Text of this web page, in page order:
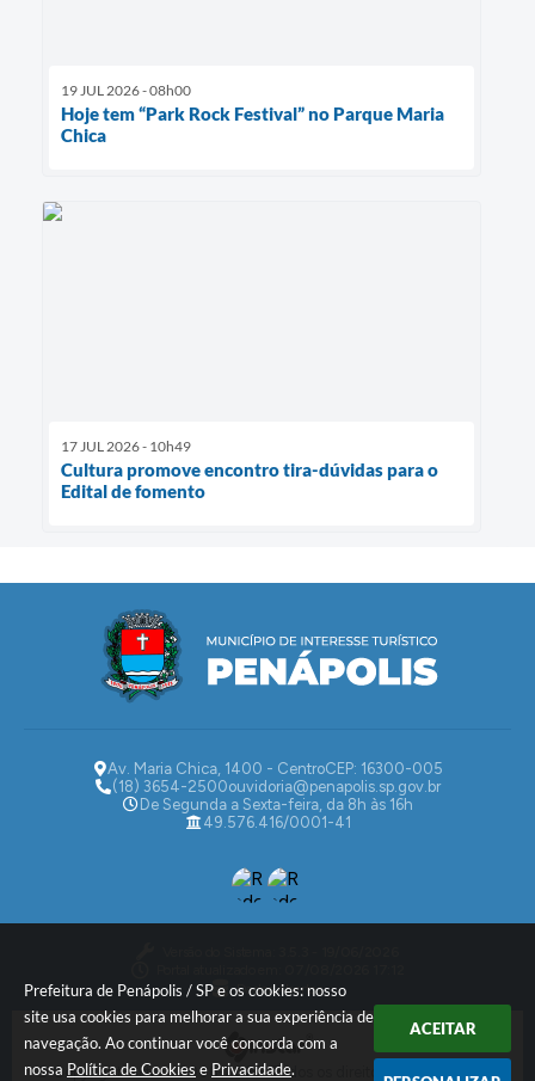
Prefeitura de Penápolis / SP e os cookies: nosso
site usa cookies para melhorar a sua experiência de
navegação. Ao continuar você concorda com a
nossa Política de Cookies e Privacidade.
ACEITAR
19 JUL 2026 - 08h00
Hoje tem “Park Rock Festival” no Parque Maria
Chica
17 JUL 2026 - 10h49
Cultura promove encontro tira-dúvidas para o
Edital de fomento
Av. Maria Chica, 1400 - CentroCEP: 16300-005
(18) 3654-2500ouvidoria@penapolis.sp.gov.br
De Segunda a Sexta-feira, da 8h às 16h
49.576.416/0001-41
Dados Abertos
© Copyright Instar - 2006-2026. Todos os direitos reservados -